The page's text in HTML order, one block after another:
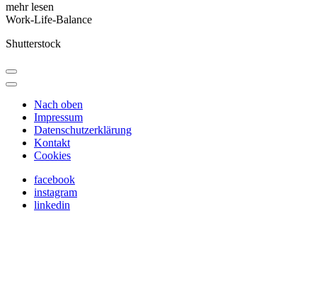
mehr lesen
Work-Life-Balance
Shutterstock
Nach oben
Impressum
Datenschutzerklärung
Kontakt
Cookies
facebook
instagram
linkedin